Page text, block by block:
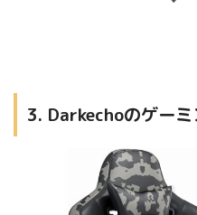
3. Darkechoのゲーミ